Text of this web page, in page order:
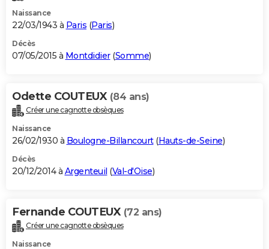
Naissance
22/03/1943 à Paris (Paris)
Décès
07/05/2015 à Montdidier(Somme)
Odette COUTEUX (84 ans)
Créer une cagnotte obsèques
Naissance
26/02/1930 à Boulogne-Billancourt(Hauts-de-Seine)
Décès
20/12/2014 à Argenteuil (Val-d'Oise)
Fernande COUTEUX (72 ans)
Créer une cagnotte obsèques
Naissance